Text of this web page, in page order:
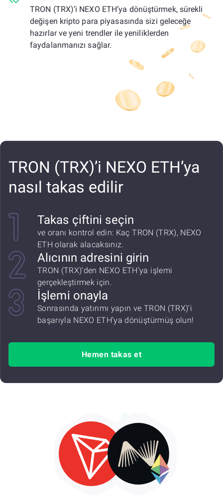
TRON (TRX)’i NEXO ETH’ya dönüştürmek, sürekli
değişen kripto para piyasasında sizi geleceğe
hazırlar ve yeni trendler ile yeniliklerden
faydalanmanızı sağlar.
TRON (TRX)’i NEXO ETH’ya
nasıl takas edilir
Takas çiftini seçin
ve oranı kontrol edin: Kaç TRON (TRX), NEXO
ETH olarak alacaksınız.
Alıcının adresini girin
TRON (TRX)’den NEXO ETH’ya işlemi
gerçekleştirmek için.
İşlemi onayla
Sonrasında yatırımı yapın ve TRON (TRX)’i
başarıyla NEXO ETH’ya dönüştürmüş olun!
Hemen takas et